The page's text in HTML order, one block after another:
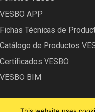
VESBO APP
Fichas Técnicas de
Catálogo de Productos
Certificados VESBO
VESBO BIM